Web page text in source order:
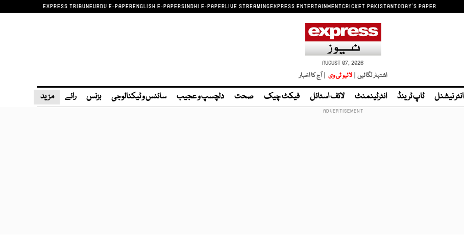
EXPRESS TRIBUNEURDU E-PAPERENGLISH E-PAPERSINDHI E-PAPERLIVE STREAMINGEXPRESS ENTERTAINMENTCRICKET PAKISTANTODAY'S PAPER
AUGUST 07, 2026
اشتہار لگائیں | لائیو ٹی وی | آج کا اخبار
انٹر نیشنل ٹاپ ٹرینڈ انٹرٹینمنٹ لائف اسٹائل فیکٹ چیک صحت دلچسپ و عجیب سائنس و ٹیکنالوجی بزنس رائے مزید